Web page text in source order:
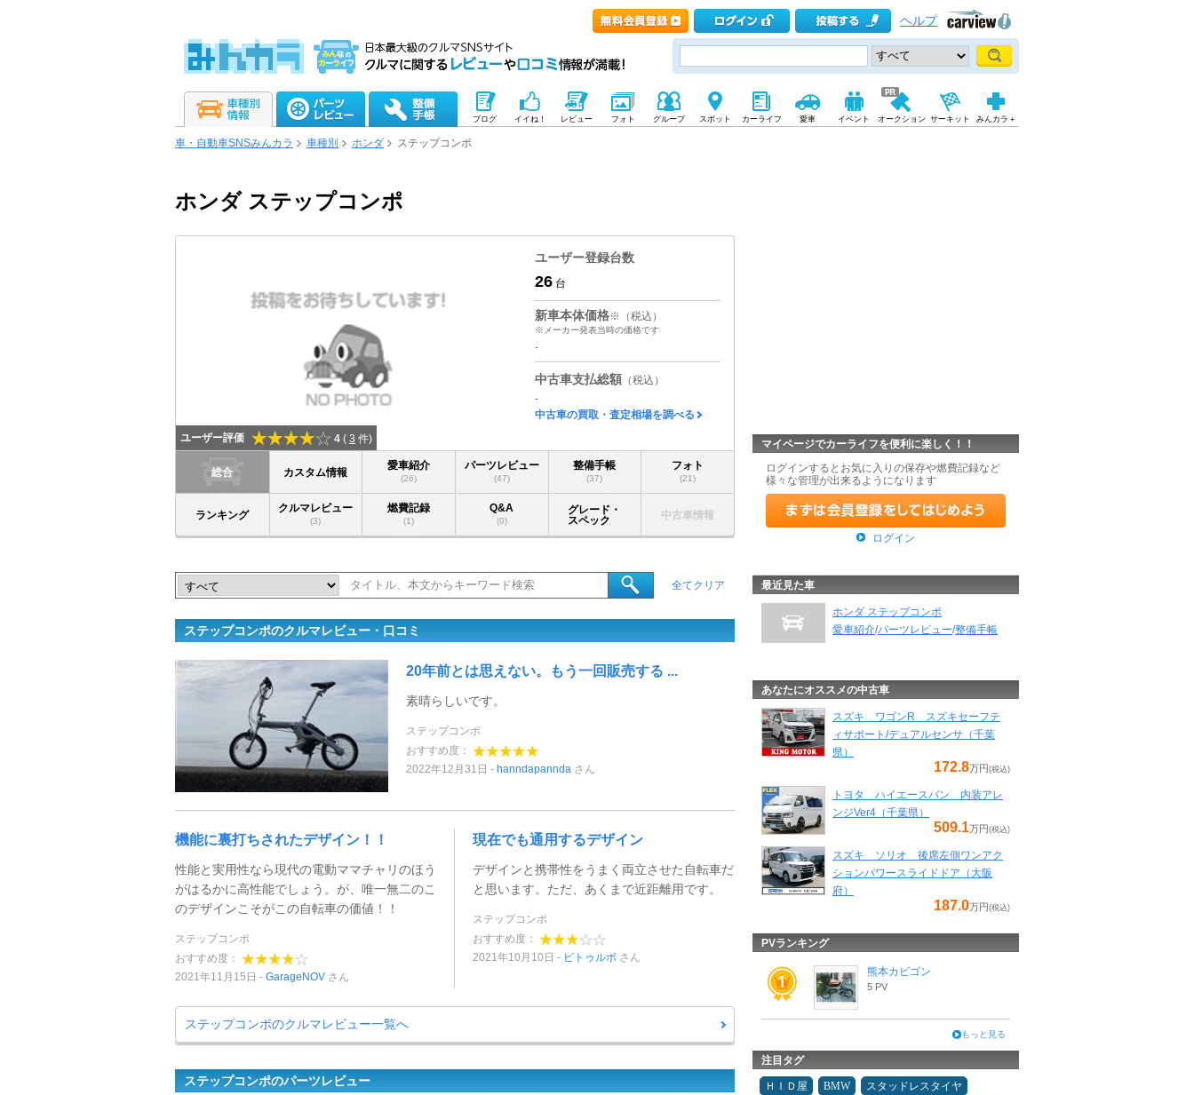
ヘルプ
ブログ イイね！ レビュー フォト グループ スポット カーライフ 愛車 イベント オークション サーキット みんカラ＋
車・自動車SNSみんカラ 車種別 ホンダ ステップコンポ
ホンダ ステップコンポ
ユーザー評価 4 ( 3 件)
ユーザー登録台数
26 台
新車本体価格※（税込）
※メーカー発表当時の価格です
-
中古車支払総額 （税込）
-
中古車の買取・査定相場を調べる
総合 カスタム情報
愛車紹介
(26)
パーツレビュー
(47)
整備手帳
(37)
フォト
(21)
ランキング
クルマレビュー
(3)
燃費記録
(1)
Q&A
(0)
グレード・
スペック
中古車情報
全てクリア
ステップコンポのクルマレビュー・口コミ
20年前とは思えない。もう一回販売する ...
素晴らしいです。
ステップコンポ
おすすめ度：
2022年12月31日
hanndapannda さん
機能に裏打ちされたデザイン！！
性能と実用性なら現代の電動ママチャリのほう
がはるかに高性能でしょう。が、唯一無二のこ
のデザインこそがこの自転車の価値！！
ステップコンポ
おすすめ度：
2021年11月15日
GarageNOV さん
現在でも通用するデザイン
デザインと携帯性をうまく両立させた自転車だ
と思います。ただ、あくまで近距離用です。
ステップコンポ
おすすめ度：
2021年10月10日
ビトゥルボ さん
ステップコンポのクルマレビュー一覧へ
ステップコンポのパーツレビュー
マイページでカーライフを便利に楽しく！！
ログインするとお気に入りの保存や燃費記録など
様々な管理が出来るようになります
ログイン
最近見た車
ホンダ ステップコンポ
愛車紹介/パーツレビュー/整備手帳
あなたにオススメの中古車
スズキ ワゴンR スズキセーフテ
ィサポート/デュアルセンサ（千葉
県）
172.8万円 (税込)
トヨタ ハイエースバン 内装アレ
ンジVer4（千葉県）
509.1万円 (税込)
スズキ ソリオ 後席左側ワンアク
ションパワースライドドア（大阪
府）
187.0万円 (税込)
PVランキング
熊本カビゴン
5 PV
もっと見る
注目タグ
ＨＩＤ屋 BMW
スタッドレスタイヤ